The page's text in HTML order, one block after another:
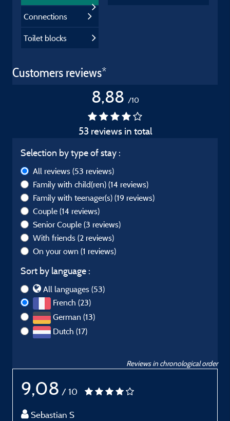
Connections
Toilet blocks
Customers reviews*
8,88 /10
53 reviews in total
Selection by type of stay :
All reviews (53 reviews)
Family with child(ren) (14 reviews)
Family with teenager(s) (19 reviews)
Couple (14 reviews)
Senior Couple (3 reviews)
With friends (2 reviews)
On your own (1 reviews)
Sort by language :
All languages (53)
French (23)
German (13)
Dutch (17)
Reviews in chronological order
9,08 / 10
Sebastian S